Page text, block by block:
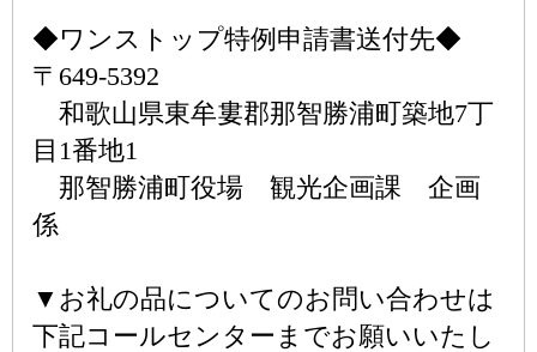
◆ワンストップ特例申請書送付先◆
〒649-5392
和歌山県東牟婁郡那智勝浦町築地7丁
目1番地1
那智勝浦町役場 観光企画課 企画
係
▼お礼の品についてのお問い合わせは
下記コールセンターまでお願いいたし